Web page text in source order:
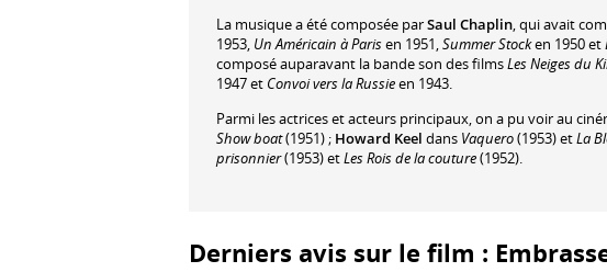
La musique a été composée parSaul Chaplin, qui avait
1953, Un Américain à Parisen 1951,Summer Stocken 1950 et
composé auparavant la bande son des filmsLes Neiges du
1947 et Convoi vers la Russieen 1943.
Parmi les actrices et acteurs principaux, on a pu voir au
Show boat(1951) ; Howard Keel dans Vaquero(1953) etLa
prisonnier(1953) etLes Rois de la couture(1952).
Derniers avis sur le film :